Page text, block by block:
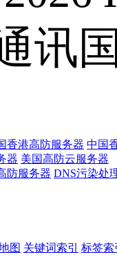
讯
香港高防服务器 中国
器 美国高防云服务器
防服务器 DNS污染处
图 关键词索引 标签索